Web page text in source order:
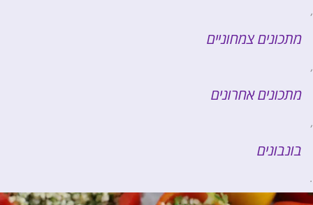
,
מתכונים צמחוניים
,
מתכונים אחרונים
,
בונבונים
.